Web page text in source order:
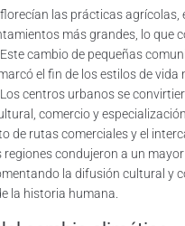
las prácticas agrícolas,
más grandes, lo que
cambio de pequeñas
el fin de los estilos de vida
centros urbanos se
comercio y
de rutas comerciales y el
condujeron a un
la difusión cultural y
la historia humana.